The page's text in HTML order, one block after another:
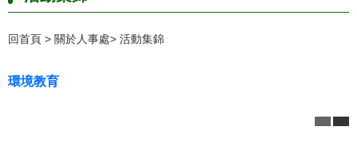
回首頁 關於人事處 活動集錦
環境教育